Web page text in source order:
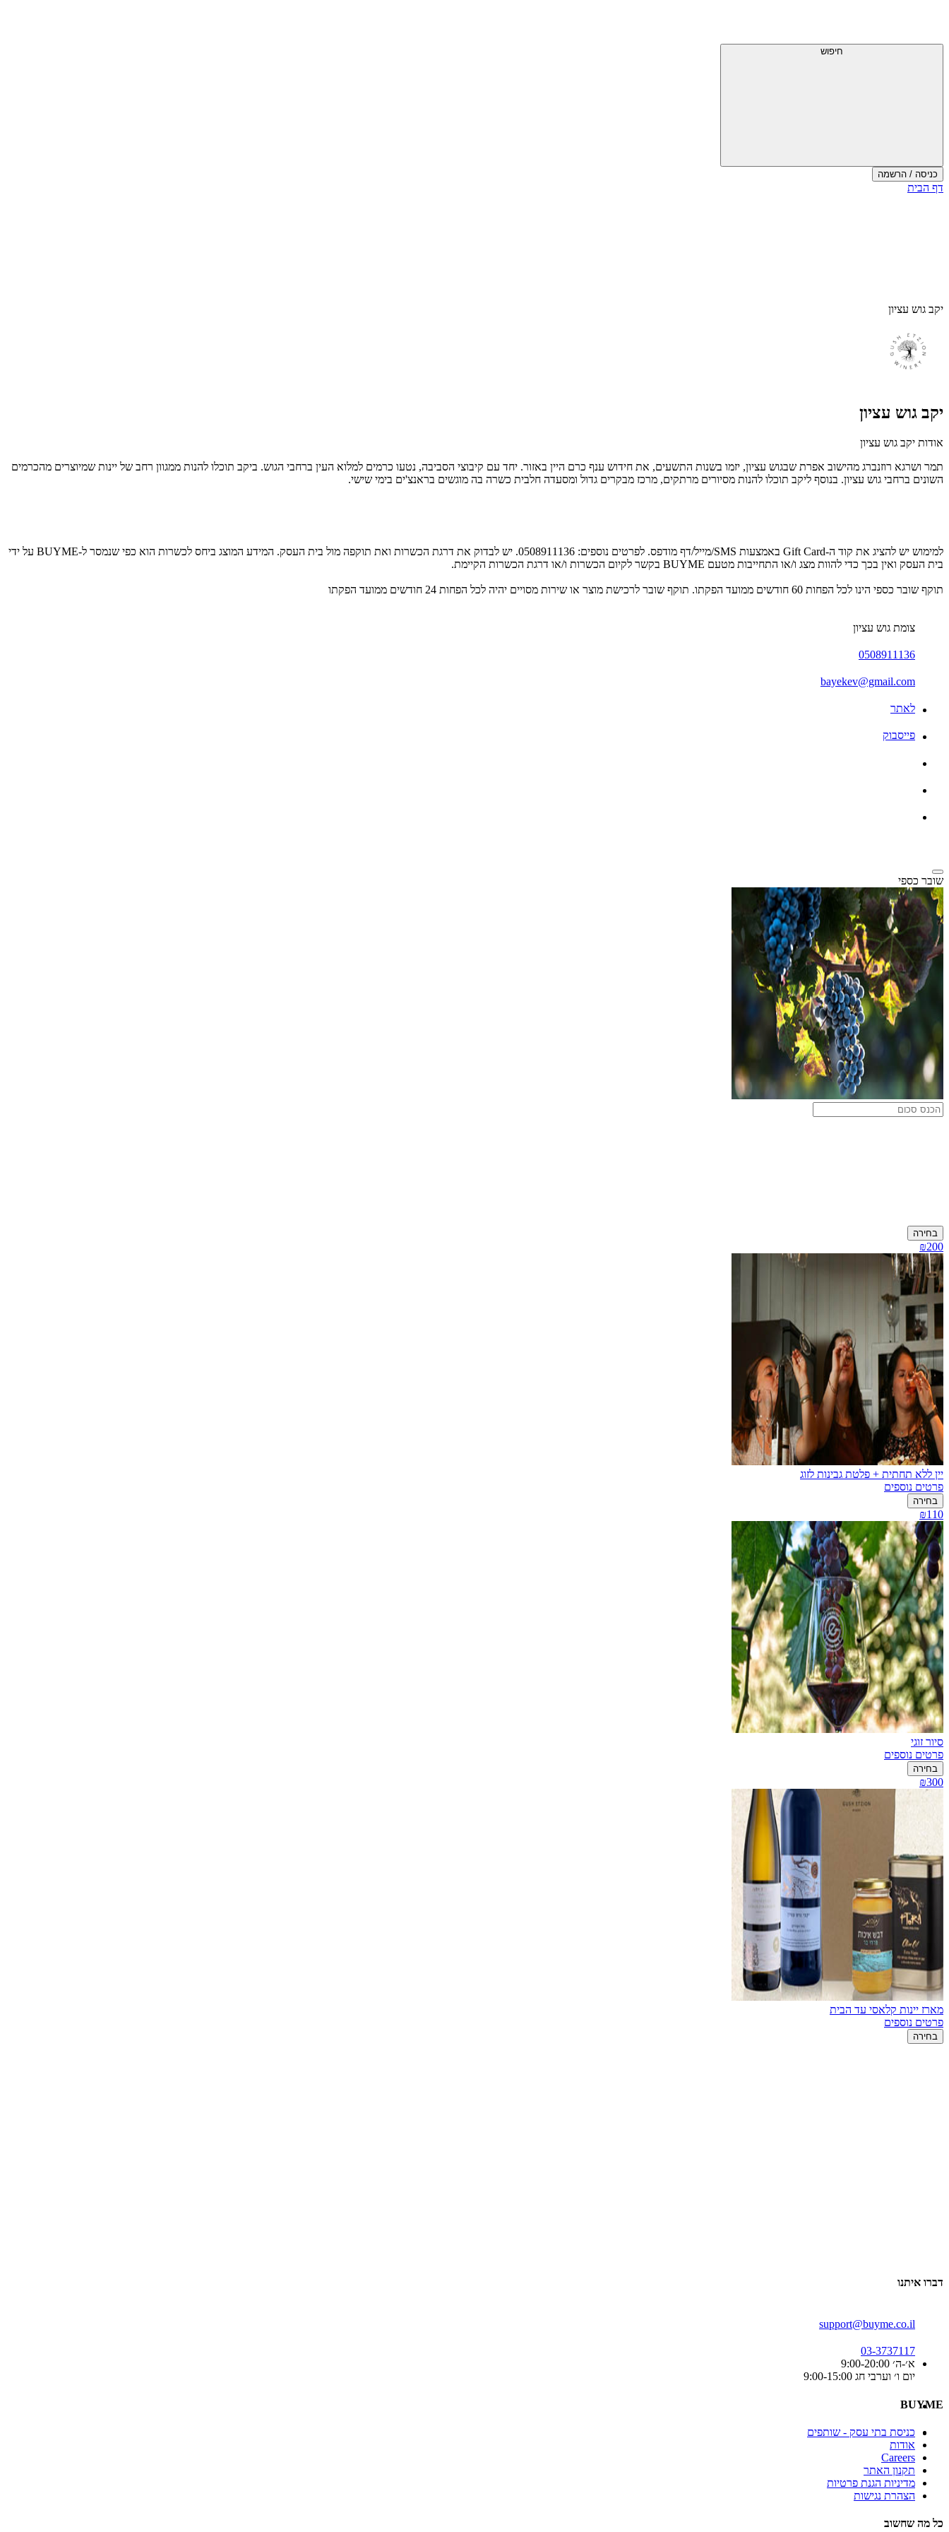
חיפוש
כניסה / הרשמה
דף הבית
יקב גוש עציון
יקב גוש עציון
אודות יקב גוש עציון
תמר ושרגא רוזנברג מהישוב אפרת שבגוש עציון, יזמו בשנות התשעים, את חידוש ענף כרם היין באזור. יחד עם קיבוצי הסביבה, נטעו כרמים למלוא העין ברחבי הגוש. ביקב תוכלו להנות ממגוון רחב של יינות שמיוצרים מהכרמים
השונים ברחבי גוש עציון. בנוסף ליקב תוכלו להנות מסיורים מרתקים, מרכז מבקרים גדול ומסעדה חלבית כשרה בה מוגשים בראנצ'ים בימי שישי.
למימוש יש להציג את קוד ה-Gift Card באמצעות SMS/מייל/דף מודפס. לפרטים נוספים: 0508911136. יש לבדוק את דרגת הכשרות ואת תוקפה מול בית העסק. המידע המוצג ביחס לכשרות הוא כפי שנמסר ל-BUYME על ידי
בית העסק ואין בכך כדי להוות מצג ו/או התחייבות מטעם BUYME בקשר לקיום הכשרות ו/או דרגת הכשרות הקיימת.
תוקף שובר כספי הינו לכל הפחות 60 חודשים ממועד הפקתו. תוקף שובר לרכישת מוצר או שירות מסויים יהיה לכל הפחות 24 חודשים ממועד הפקתו
צומת גוש עציון
0508911136
bayekev@gmail.com
לאתר
פייסבוק
שובר כספי
בחירה
₪200
יין ללא תחתית + פלטת גבינות לזוג
פרטים נוספים
בחירה
₪110
סיור זוגי
פרטים נוספים
בחירה
₪300
מארז יינות קלאסי עד הבית
פרטים נוספים
בחירה
דברו איתנו
support@buyme.co.il
03-3737117
א׳-ה׳ 9:00-20:00
יום ו׳ וערבי חג 9:00-15:00
BUYME
כניסת בתי עסק - שותפים
אודות
Careers
תקנון האתר
מדיניות הגנת פרטיות
הצהרת נגישות
כל מה שחשוב